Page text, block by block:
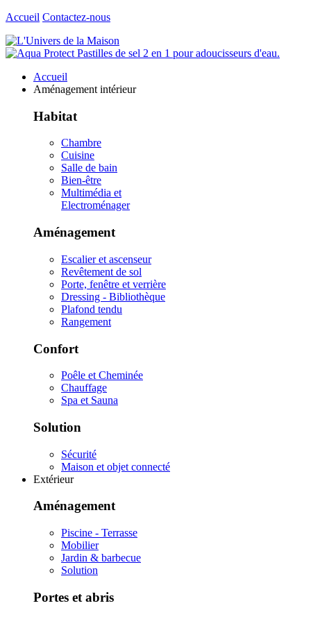
Accueil Contactez-nous
Accueil
Aménagement intérieur
Habitat
Chambre
Cuisine
Salle de bain
Bien-être
Multimédia et
Electroménager
Aménagement
Escalier et ascenseur
Revêtement de sol
Porte, fenêtre et verrière
Dressing - Bibliothèque
Plafond tendu
Rangement
Confort
Poêle et Cheminée
Chauffage
Spa et Sauna
Solution
Sécurité
Maison et objet connecté
Extérieur
Aménagement
Piscine - Terrasse
Mobilier
Jardin & barbecue
Solution
Portes et abris